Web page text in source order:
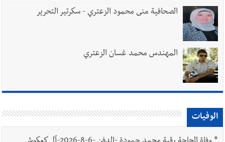
الصحافية منى محمود الزعتري - سكرتير التحرير
المهندس محمد غسان الزعتري
الوفيات